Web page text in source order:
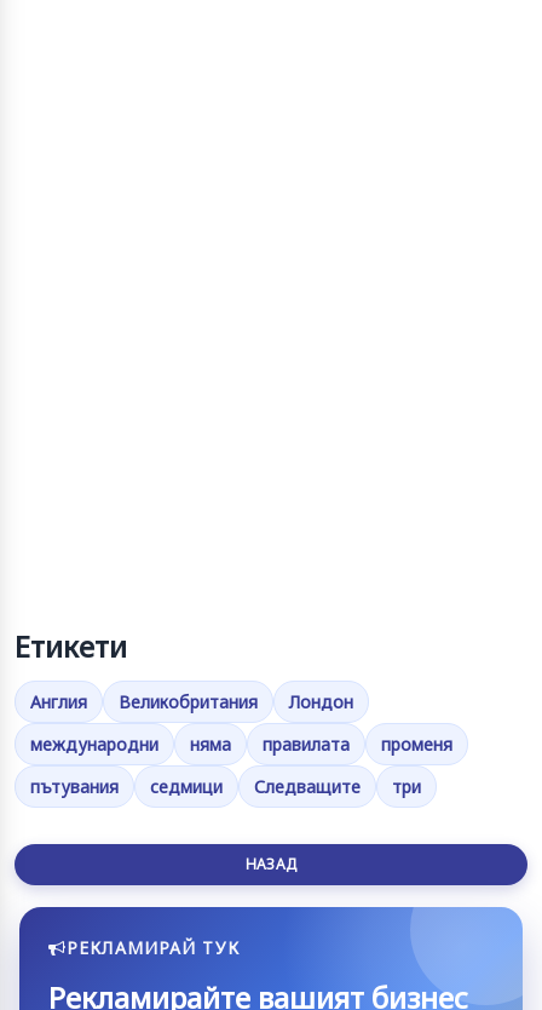
Етикети
Англия Великобритания
Лондон
международни
няма правилата
променя
пътувания
седмици Следващите три
НАЗАД
РЕКЛАМИРАЙ ТУК
Рекламирайте вашият бизнес